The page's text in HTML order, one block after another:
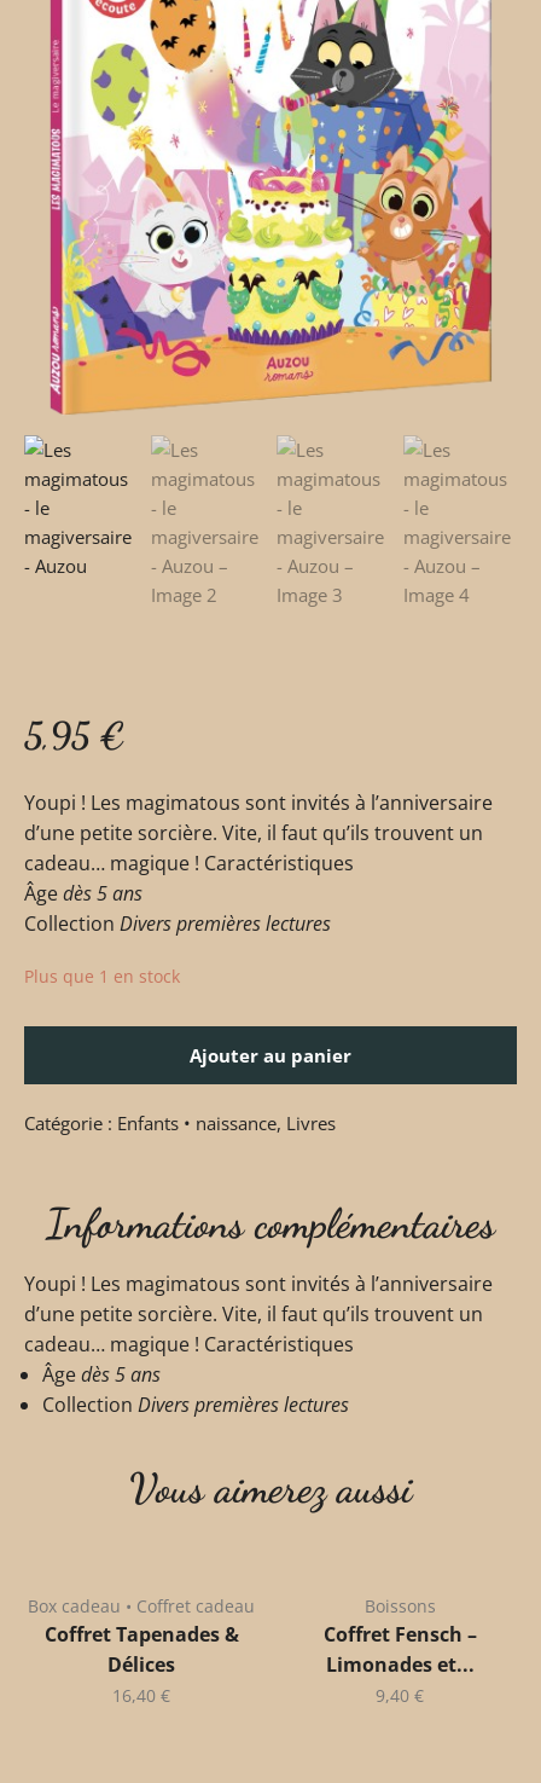
5,95 €
Youpi ! Les magimatous sont invités à l’anniversaire
d’une petite sorcière. Vite, il faut qu’ils trouvent un
cadeau… magique ! Caractéristiques
Âgedès 5 ans
Collection Divers premières lectures
Plus que 1 en stock
Ajouter au panier
Catégorie : Enfants • naissance, Livres
Informations complémentaires
Youpi ! Les magimatous sont invités à l’anniversaire
d’une petite sorcière. Vite, il faut qu’ils trouvent un
cadeau… magique ! Caractéristiques
Âgedès 5 ans
Collection Divers premières lectures
Vous aimerez aussi
Box cadeau • Coffret cadeau
Coffret Tapenades &
Délices
16,40 €
Boissons
Coffret Fensch –
Limonades et...
9,40 €